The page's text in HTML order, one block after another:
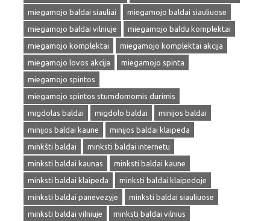
miegamojo baldai siauliai
miegamojo baldai siauliuose
miegamojo baldai vilniuje
miegamojo baldu komplektai
miegamojo komplektai
miegamojo komplektai akcija
miegamojo lovos akcija
miegamojo spinta
miegamojo spintos
miegamojo spintos stumdomomis durimis
migdolas baldai
migdolo baldai
minijos baldai
minijos baldai kaune
minijos baldai klaipeda
minkšti baldai
minksti baldai internetu
minksti baldai kaunas
minksti baldai kaune
minksti baldai klaipeda
minksti baldai klaipedoje
minksti baldai panevezyje
minksti baldai siauliuose
minksti baldai vilniuje
minksti baldai vilnius